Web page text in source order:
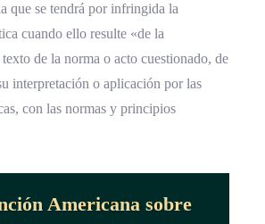
que se tendrá por infringida la
cuando ello resulte «de la
de la norma o acto cuestionado, de
interpretación o aplicación por las
con las normas y principios
Americana sobre